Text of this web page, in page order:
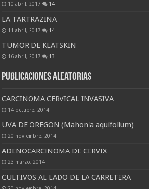
10 abril, 2017 14
LA TARTRAZINA
11 abril, 2017 14
TUMOR DE KLATSKIN
16 abril, 2017 13
Publicaciones Aleatorias
CARCINOMA CERVICAL INVASIVA
14 octubre, 2014
UVA DE OREGON (Mahonia aquifolium)
20 noviembre, 2014
ADENOCARCINOMA DE CERVIX
23 marzo, 2014
CULTIVOS AL LADO DE LA CARRETERA